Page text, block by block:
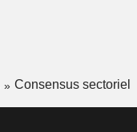
Consensus sectoriel